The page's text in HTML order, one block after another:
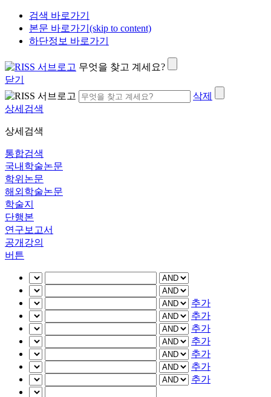
검색 바로가기
본문 바로가기(skip to content)
하단정보 바로가기
무엇을 찾고 계세요?
닫기
삭제
상세검색
상세검색
통합검색
국내학술논문
학위논문
해외학술논문
학술지
단행본
연구보고서
공개강의
버튼
추가
추가
추가
추가
추가
추가
추가